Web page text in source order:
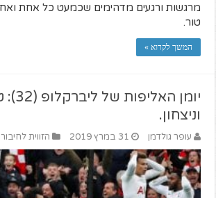
מרגשות ורגעים מדהימים שכמעט כל אחת
טור.
המשך לקרוא »
יומן
וניצחון.
עופר גולדמן 31 במרץ 2019 הזווית